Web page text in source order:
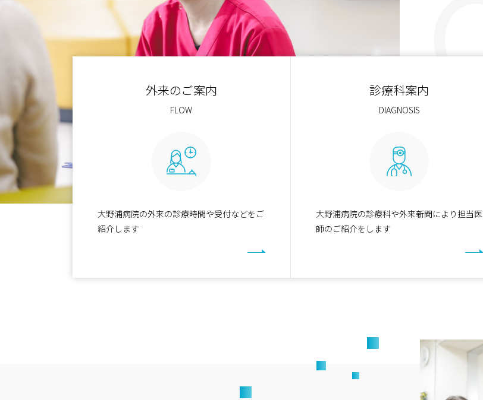
外来のご案内
FLOW
大野浦病院の外来の診療時間や受付などをご
紹介します
診療科案内
DIAGNOSIS
大野浦病院の診療科や外来新聞により担当医
師のご紹介をします